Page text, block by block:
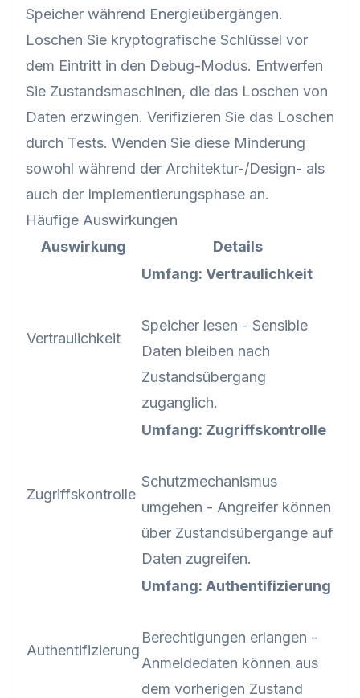
Speicher während Energieübergängen.
Loschen Sie kryptografische Schlüssel vor
dem Eintritt in den Debug-Modus. Entwerfen
Sie Zustandsmaschinen, die das Loschen von
Daten erzwingen. Verifizieren Sie das Loschen
durch Tests. Wenden Sie diese Minderung
sowohl während der Architektur-/Design- als
auch der Implementierungsphase an.
Häufige Auswirkungen
Auswirkung
Details
Vertraulichkeit
Umfang: Vertraulichkeit
Speicher lesen - Sensible
Daten bleiben nach
Zustandsübergang
zuganglich.
Zugriffskontrolle
Umfang: Zugriffskontrolle
Schutzmechanismus
umgehen - Angreifer können
über Zustandsübergange auf
Daten zugreifen.
Authentifizierung
Umfang: Authentifizierung
Berechtigungen erlangen -
Anmeldedaten können aus
dem vorherigen Zustand